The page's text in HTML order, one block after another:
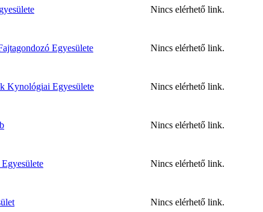
Nincs elérhető link.
Egyesülete Nincs elérhető link.
Kynológiai Egyesülete Nincs elérhető link.
Nincs elérhető link.
Nincs elérhető link.
Nincs elérhető link.